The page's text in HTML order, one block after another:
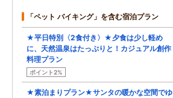
「ペット バイキング」を含む宿泊プラン
★平日特別〈2食付き〉★夕食は少し軽め
に、天然温泉はたっぷりと！カジュアル創作
料理プラン
ポイント2%
★素泊まりプラン★サンタの暖かな空間でゆ